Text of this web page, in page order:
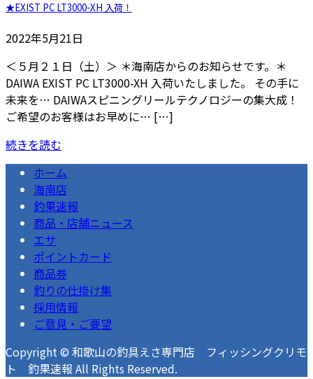
★EXIST PC LT3000-XH 入荷！
2022年5月21日
＜５月２１日（土）＞ ＊海南店からのお知らせです。＊
DAIWA EXIST PC LT3000-XH 入荷いたしました。 その手に
未来を… DAIWAスピニングリールテクノロジーの集大成！
ご希望のお客様はお早めに… […]
続きを読む
ホーム
海南店
釣果速報
商品・店舗ニュース
エサ
ポイントカード
商品券
釣りの仕掛け集
採用情報
ご意見・ご要望
Copyright © 和歌山の釣具えさ専門店 フィッシングクリモ
ト 釣果速報 All Rights Reserved.